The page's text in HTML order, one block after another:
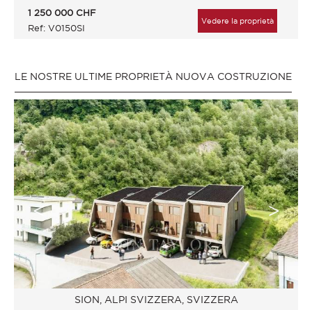
1 250 000 CHF
Ref: V0150SI
Vedere la proprietà
LE NOSTRE ULTIME PROPRIETÀ NUOVA COSTRUZIONE
SION, ALPI SVIZZERA, SVIZZERA